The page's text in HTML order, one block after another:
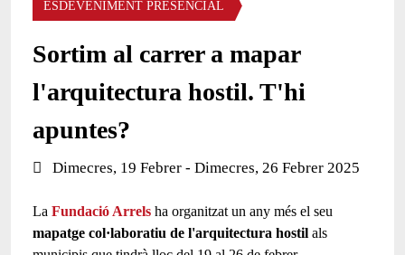
ESDEVENIMENT PRESENCIAL
Sortim al carrer a mapar
l'arquitectura hostil. T'hi
apuntes?
Data de l'esdeveniment:
Dimecres, 19 Febrer - Dimecres, 26 Febrer 2025
La Fundació Arrels ha organitzat un any més el seu
mapatge col·laboratiu de l'arquitectura hostil als